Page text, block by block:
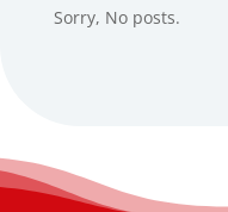
Sorry, No posts.